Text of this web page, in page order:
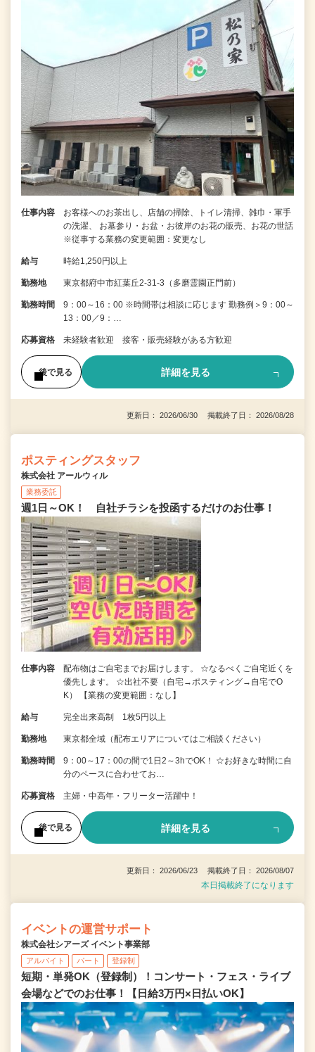
仕事内容
お客様へのお茶出し、店舗の掃除、トイレ清掃、雑巾・軍手
の洗濯、 お墓参り・お盆・お彼岸のお花の販売、お花の世話
※従事する業務の変更範囲：変更なし
給与 時給1,250円以上
勤務地 東京都府中市紅葉丘2-31-3（多磨霊園正門前）
勤務時間
9：00～16：00 ※時間帯は相談に応じます 勤務例＞9：00～
13：00／9：…
応募資格 未経験者歓迎 接客・販売経験がある方歓迎
後で見る 詳細を見る
更新日： 2026/06/30 掲載終了日： 2026/08/28
ポスティングスタッフ
株式会社 アールウィル
業務委託
週1日～OK！ 自社チラシを投函するだけのお仕事！
仕事内容
配布物はご自宅までお届けします。 ☆なるべくご自宅近くを
優先します。 ☆出社不要（自宅→ポスティング→自宅でO
K） 【業務の変更範囲：なし】
給与 完全出来高制 1枚5円以上
勤務地 東京都全域（配布エリアについてはご相談ください）
勤務時間
9：00～17：00の間で1日2～3hでOK！ ☆お好きな時間に自
分のペースに合わせてお…
応募資格 主婦・中高年・フリーター活躍中！
後で見る 詳細を見る
更新日： 2026/06/23 掲載終了日： 2026/08/07
本日掲載終了になります
イベントの運営サポート
株式会社シアーズ イベント事業部
アルバイト パート 登録制
短期・単発OK（登録制）！コンサート・フェス・ライブ
会場などでのお仕事！【日給3万円×日払いOK】